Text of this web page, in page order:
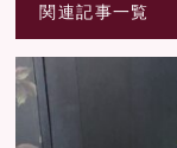
関連記事一覧